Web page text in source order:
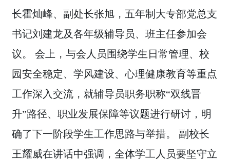
长霍灿峰、副处长张旭，五年制大专部党总支
书记刘建龙及各年级辅导员、班主任参加会
议。 会上，与会人员围绕学生日常管理、校
园安全稳定、学风建设、心理健康教育等重点
工作深入交流，就辅导员职务职称“双线晋
升”路径、职业发展保障等议题进行研讨，明
确了下一阶段学生工作思路与举措。 副校长
王耀威在讲话中强调，全体学工人员要坚守立